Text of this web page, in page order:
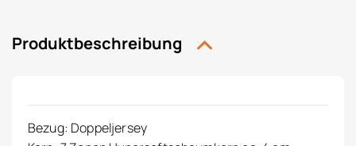
Produktbeschreibung
Bezug: Doppeljersey